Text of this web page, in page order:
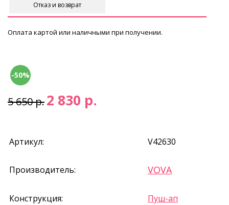
Отказ и возврат
Оплата картой или наличными при получении.
-50%
5 650 р.2 830 р.
Артикул: V42630
Производитель: VOVA
Конструкция: Пуш-ап